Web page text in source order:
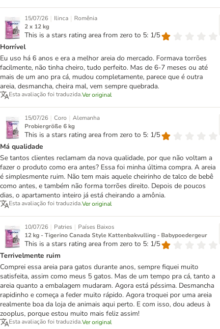
15/07/26 | Ilinca | Romênia
2 x 12 kg
This is a stars rating area from zero to 5: 1/5
Horrível
Eu uso há 6 anos e era a melhor areia do mercado. Formava torrões
facilmente, não tinha cheiro, tudo perfeito. Mas de 6-7 meses ou até
mais de um ano pra cá, mudou completamente, parece que é outra
areia, desmancha, cheira mal, vem sempre quebrada.
Esta avaliação foi traduzida.Ver original
15/07/26 | Coro | Alemanha
Probiergröße 6 kg
This is a stars rating area from zero to 5: 1/5
Má qualidade
Se tantos clientes reclamam da nova qualidade, por que não voltam a
fazer o produto como era antes? Essa foi minha última compra. A areia
é simplesmente ruim. Não tem mais aquele cheirinho de talco de bebê
como antes, e também não forma torrões direito. Depois de poucos
dias, o apartamento inteiro já está cheirando a amônia.
Esta avaliação foi traduzida.Ver original
10/07/26 | Patries | Países Baixos
12 kg - Tigerino Canada Style Kattenbakvulling - Babypoedergeur
This is a stars rating area from zero to 5: 1/5
Terrivelmente ruim
Comprei essa areia para gatos durante anos, sempre fiquei muito
satisfeita, assim como meus 5 gatos. Mas de um tempo pra cá, tanto a
areia quanto a embalagem mudaram. Agora está péssima. Desmancha
rapidinho e começa a feder muito rápido. Agora troquei por uma areia
realmente boa da loja de animais aqui perto. E com isso, dou adeus à
zooplus, porque estou muito mais feliz assim!
Esta avaliação foi traduzida.Ver original